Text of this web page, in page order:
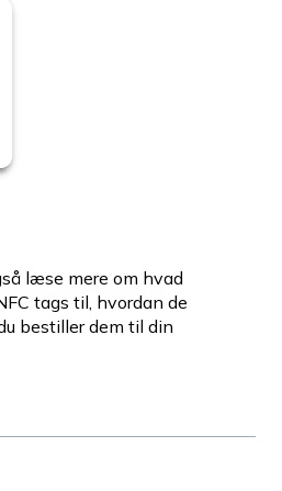
læse mere om hvad
tags til, hvordan de
bestiller dem til din